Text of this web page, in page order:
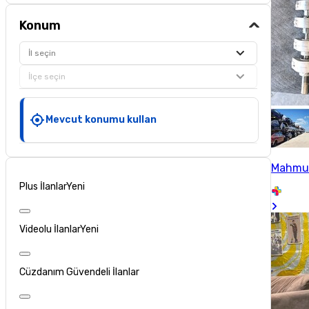
Konum
İl seçin
İlçe seçin
Mevcut konumu kullan
Plus İlanlarYeni
Videolu İlanlarYeni
Cüzdanım Güvendeli İlanlar